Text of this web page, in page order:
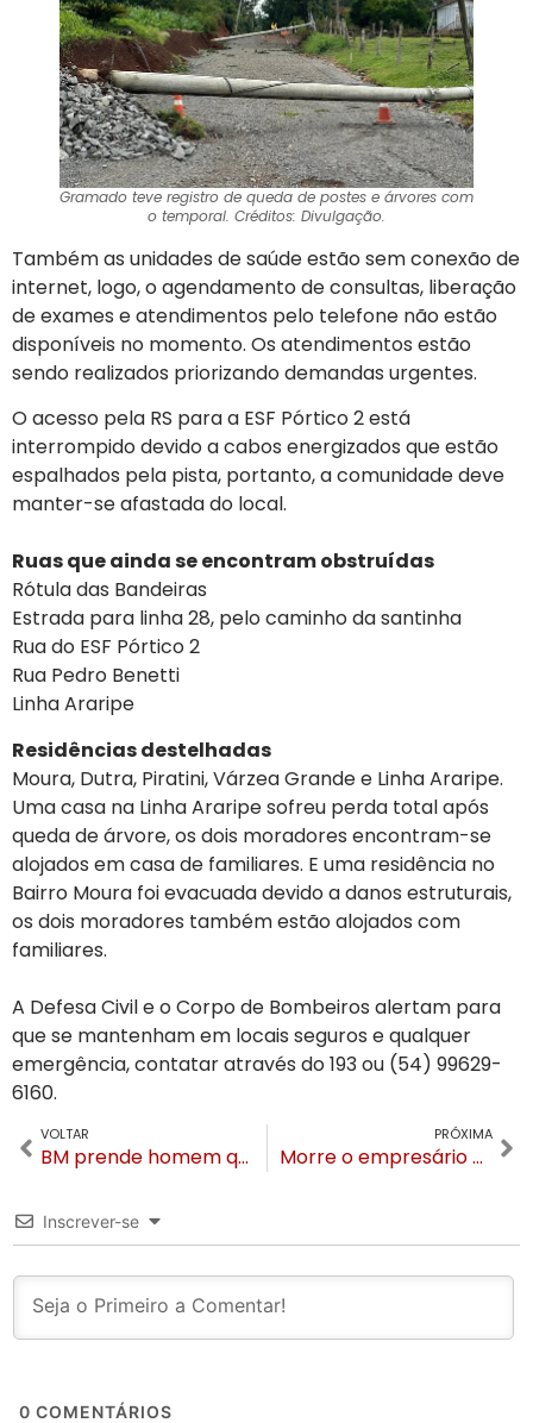
Gramado teve registro de queda de postes e árvores com
o temporal. Créditos: Divulgação.
Também as unidades de saúde estão sem conexão de
internet, logo, o agendamento de consultas, liberação
de exames e atendimentos pelo telefone não estão
disponíveis no momento. Os atendimentos estão
sendo realizados priorizando demandas urgentes.
O acesso pela RS para a ESF Pórtico 2 está
interrompido devido a cabos energizados que estão
espalhados pela pista, portanto, a comunidade deve
manter-se afastada do local.
Ruas que ainda se encontram obstruídas
Rótula das Bandeiras
Estrada para linha 28, pelo caminho da santinha
Rua do ESF Pórtico 2
Rua Pedro Benetti
Linha Araripe
Residências destelhadas
Moura, Dutra, Piratini, Várzea Grande e Linha Araripe.
Uma casa na Linha Araripe sofreu perda total após
queda de árvore, os dois moradores encontram-se
alojados em casa de familiares. E uma residência no
Bairro Moura foi evacuada devido a danos estruturais,
os dois moradores também estão alojados com
familiares.
A Defesa Civil e o Corpo de Bombeiros alertam para
que se mantenham em locais seguros e qualquer
emergência, contatar através do 193 ou (54) 99629-
6160.
VOLTAR
BM prende homem que estava furtando fios e cabos de pinheiro gigante que caiu no temporal
PRÓXIMA
Morre o empresário Moacir Bogo, idealizador e sócio do Skyglass Canela
Inscrever-se
0 COMENTÁRIOS